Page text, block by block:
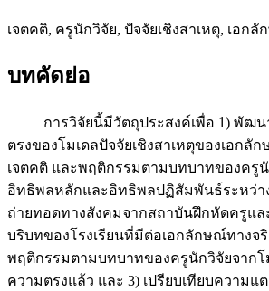
เจตคติ, ครูนักวิจัย, ปัจจัยเชิงสาเหตุ, เอก
บทคัดย่อ
การวิจัยนี้มีวัตถุประสงค์เพื่อ 1) พัฒน
ตรงของโมเดลปัจจัยเชิงสาเหตุของเอกลั
เจตคติ และพฤติกรรมตามบทบาทของครู
อิทธิพลหลักและอิทธิพลปฏิสัมพันธ์ระหว่า
ถ่ายทอดทางสังคมจากสถาบันฝึกหัดครูแ
บริบทของโรงเรียนที่มีต่อเอกลักษณ์ทางจ
พฤติกรรมตามบทบาทของครูนักวิจัยจากโ
ความตรงแล้ว และ 3) เปรียบเทียบความแ